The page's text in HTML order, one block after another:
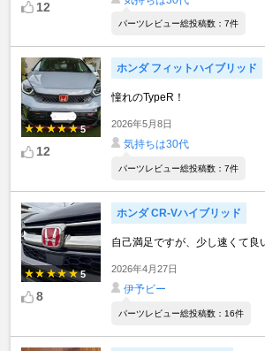
12
パーツレビュー総投稿数：7件
5
12
ホンダ フィットハイブリッド
憧れのTypeR！
2026年5月8日
気持ちは30代
パーツレビュー総投稿数：7件
5
8
ホンダ CR-Vハイブリッド
自己満足ですが、少し速くて良
2026年4月27日
伊予ビー
パーツレビュー総投稿数：16件